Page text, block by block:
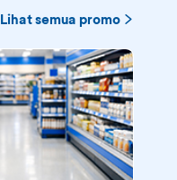
Lihat semua promo